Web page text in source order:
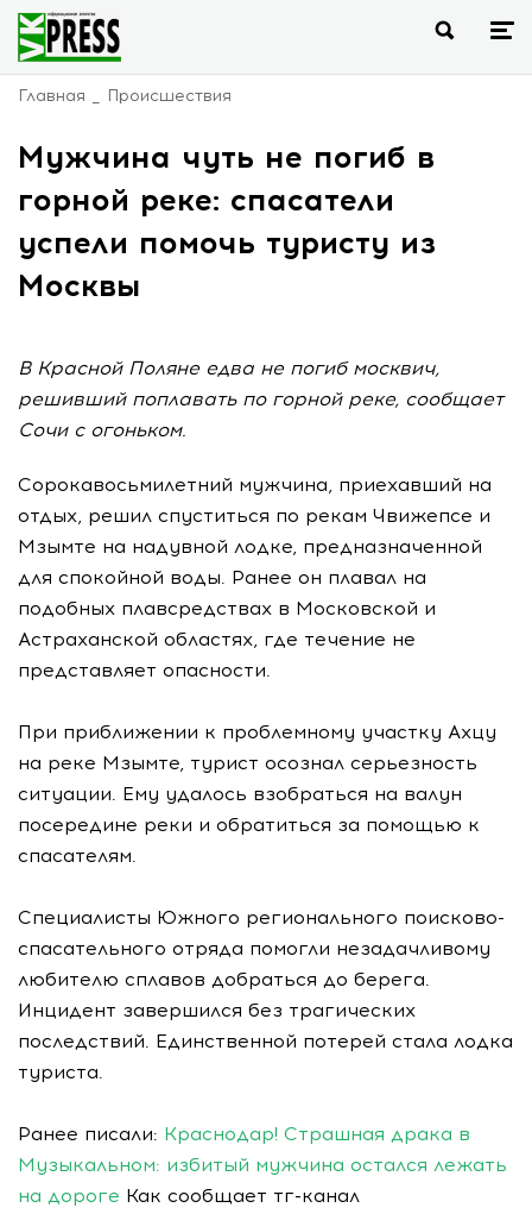
Главная Происшествия
Мужчина чуть не погиб в
горной реке: спасатели
успели помочь туристу из
Москвы
В Красной Поляне едва не погиб москвич,
решивший поплавать по горной реке, сообщает
Сочи с огоньком.
Сорокавосьмилетний мужчина, приехавший на
отдых, решил спуститься по рекам Чвижепсе и
Мзымте на надувной лодке, предназначенной
для спокойной воды. Ранее он плавал на
подобных плавсредствах в Московской и
Астраханской областях, где течение не
представляет опасности.
При приближении к проблемному участку Ахцу
на реке Мзымте, турист осознал серьезность
ситуации. Ему удалось взобраться на валун
посередине реки и обратиться за помощью к
спасателям.
Специалисты Южного регионального поисково-
спасательного отряда помогли незадачливому
любителю сплавов добраться до берега.
Инцидент завершился без трагических
последствий. Единственной потерей стала лодка
туриста.
Ранее писали: Краснодар! Страшная драка в
Музыкальном: избитый мужчина остался лежать
на дороге Как сообщает тг-канал